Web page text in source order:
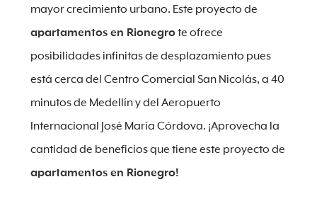
mayor crecimiento urbano. Este proyecto de
apartamentos en Rionegrote ofrece
posibilidades infinitas de desplazamiento pues
está cerca del Centro Comercial San Nicolás, a 40
minutos de Medellín y del Aeropuerto
Internacional José María Córdova. ¡Aprovecha la
cantidad de beneficios que tiene este proyecto de
apartamentos en Rionegro!